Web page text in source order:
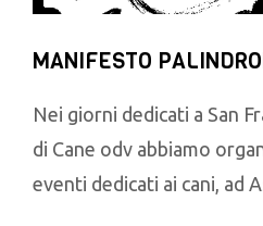
MANIFESTO
Nei giorni dedicati a San
di Cane odv abbiamo
eventi dedicati ai cani, ad